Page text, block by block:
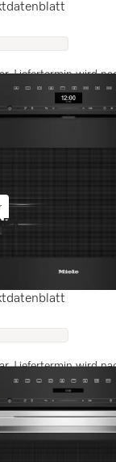
Energielabel
Liefertermin wird
Design mit
und LED-
Energielabel
Liefertermin wird